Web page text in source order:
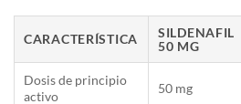
CARACTERÍSTICA
SILDENAFIL
50 MG
Dosis de principio
activo
50 mg